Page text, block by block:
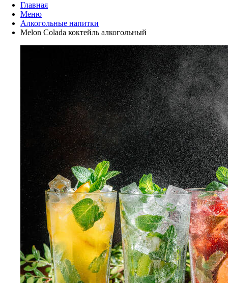
Главная
Меню
Алкогольные напитки
Melon Colada коктейль алкогольный